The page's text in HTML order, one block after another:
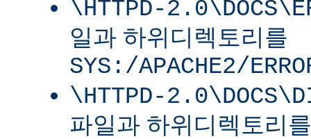
\HTTPD-
일과 하위디렉토리를
SYS:/APACHE2/
\HTTPD-
파일과 하위디렉토리를